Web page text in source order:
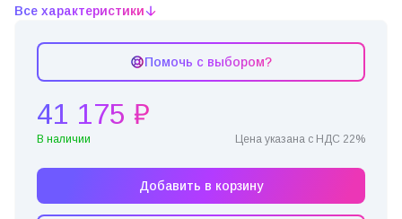
Все характеристики
Помочь с выбором?
41 175 ₽
В наличии Цена указана с НДС 22%
Добавить в корзину